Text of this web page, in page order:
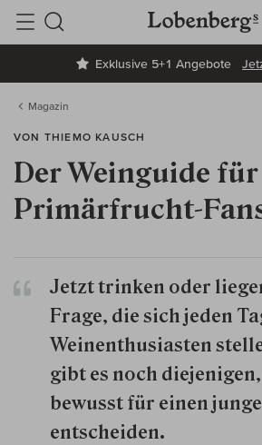
Exklusive 5+1 Angebote
Suche
Magazin
VON THIEMO KAUSCH
Der Weinguide für
Primärfrucht-
Jetzt trinken oder
Frage, die sich jeden
Weinenthusiasten
gibt es noch
bewusst für einen
entscheiden.